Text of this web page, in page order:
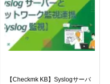
【Checkmk KB】Syslogサーバ